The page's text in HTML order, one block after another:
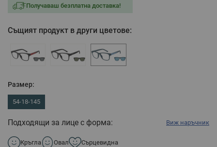
Получаваш безплатна доставка!
Същият продукт в други цветове:
Размер:
54-18-145
Подходящи за лице с форма: Виж наръчник
Кръгла Овал Сърцевидна